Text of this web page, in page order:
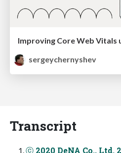
sergeychernyshev
Transcript
ⓒ 2020 DeNA Co., Ltd.